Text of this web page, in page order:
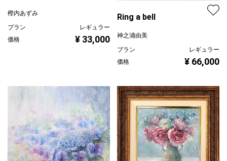
樫内あずみ
プラン
レギュラー
価格
¥ 33,000
Ring a bell
神之浦由美
プラン
レギュラー
価格
¥ 66,000